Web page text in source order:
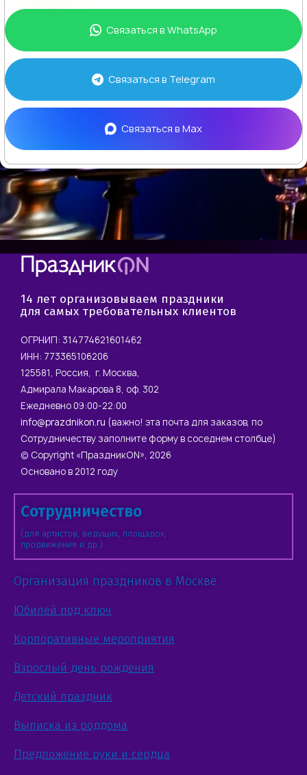
Связаться вWhatsApp
Связаться в Telegram
Связаться вMax
14 лет организовываем праздники
для самых требовательных клиентов
ОГРНИП: 314774621601462
ИНН: 773365106206
125581, Россия, г. Москва,
Адмирала Макарова 8, оф. 302
Ежедневно 09:00-22:00
info@prazdnikon.ru (важно! эта почта для заказов, по
Сотрудничеству заполните форму в соседнем столбце)
© Copyright «ПраздникON», 2026
Основано в 2012 году
Сотрудничество
(для артистов, ведущих, площадок,
продвижения и др.)
Организация праздников в Москве
Юбилей под ключ
Корпоративные мероприятия
Взрослый день рождения
Детский праздник
Выписка из роддома
Предложение руки и сердца